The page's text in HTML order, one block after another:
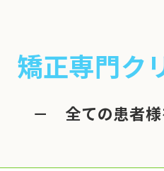
矯正専門ク
－ 全ての患者